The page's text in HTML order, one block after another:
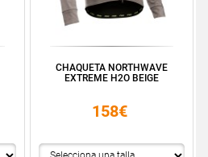
CHAQUETA NORTHWAVE
EXTREME H2O BEIGE
158€